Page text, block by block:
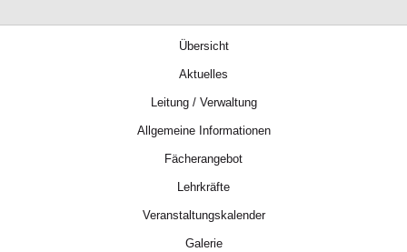
Übersicht
Aktuelles
Leitung / Verwaltung
Allgemeine Informationen
Fächerangebot
Lehrkräfte
Veranstaltungskalender
Galerie